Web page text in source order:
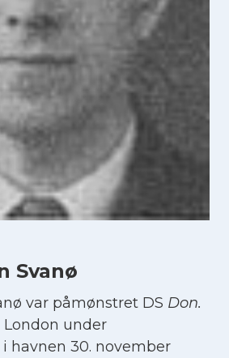
Svanø
var påmønstret DS Don.
under
havnen 30. november